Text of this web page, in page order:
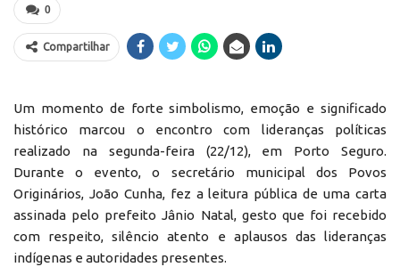
0
Compartilhar
Um momento de forte simbolismo, emoção e significado
histórico marcou o encontro com lideranças políticas
realizado na segunda-feira (22/12), em Porto Seguro.
Durante o evento, o secretário municipal dos Povos
Originários, João Cunha, fez a leitura pública de uma carta
assinada pelo prefeito Jânio Natal, gesto que foi recebido
com respeito, silêncio atento e aplausos das lideranças
indígenas e autoridades presentes.